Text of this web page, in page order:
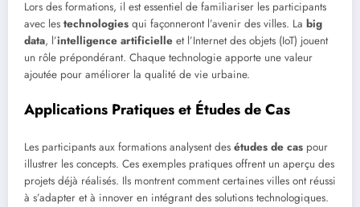
Lors des formations, il est essentiel de familiariser les participants
avec les technologies qui façonneront l’avenir des villes. La big
data, l’intelligence artificielle et l’Internet des objets (IoT) jouent
un rôle prépondérant. Chaque technologie apporte une valeur
ajoutée pour améliorer la qualité de vie urbaine.
Applications Pratiques et Études de Cas
Les participants aux formations analysent des études de cas pour
illustrer les concepts. Ces exemples pratiques offrent un aperçu des
projets déjà réalisés. Ils montrent comment certaines villes ont réussi
à s’adapter et à innover en intégrant des solutions technologiques.